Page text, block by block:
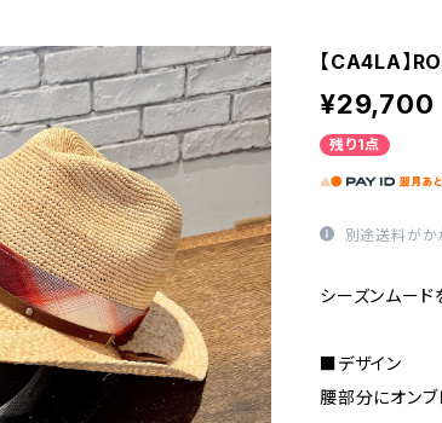
【CA4LA
¥29,700
残り1点
別途送料がか
シーズンムード
■デザイン
腰部分にオンブ